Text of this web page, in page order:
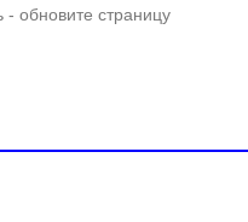
- обновите страницу